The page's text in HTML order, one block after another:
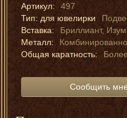
Артикул:
497
Тип: для ювелирки
Вставка:
Бриллиант,
Металл:
Общая каратность:
Сообщить